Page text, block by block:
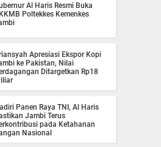
Al Haris Resmi Buka
Poltekkes Kemenkes
Apresiasi Ekspor Kopi
ke Pakistan, Nilai
Ditargetkan Rp18
Panen Raya TNI, Al Haris
Jambi Terus
pada Ketahanan
Nasional